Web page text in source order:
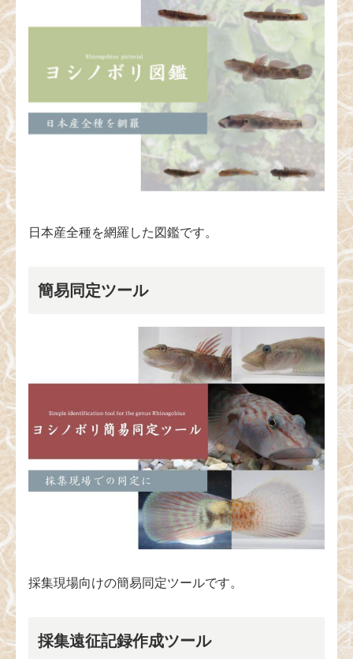
日本産全種を網羅した図鑑です。
簡易同定ツール
採集現場向けの簡易同定ツールです。
採集遠征記録作成ツール